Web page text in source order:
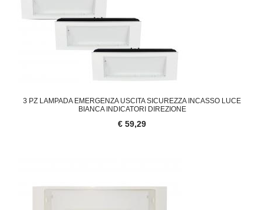
3 PZ LAMPADA EMERGENZA USCITA SICUREZZA INCASSO LUCE
BIANCA INDICATORI DIREZIONE
€ 59,29